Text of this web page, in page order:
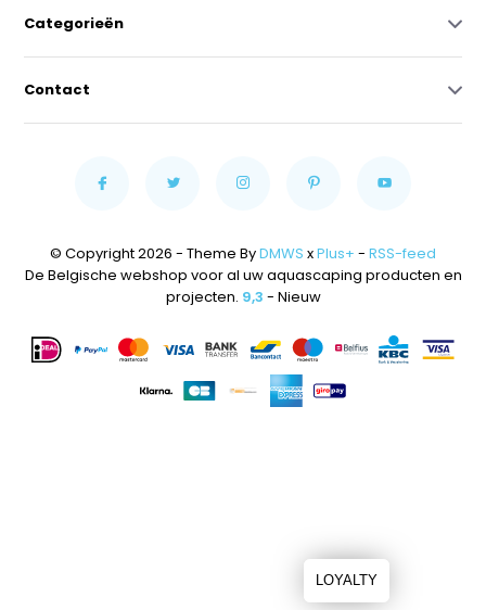
Categorieën
Contact
© Copyright 2026 - Theme ByDMWS xPlus+ - RSS-feed
De Belgische webshop voor al uw aquascaping producten en
projecten. 9,3 - Nieuw
LOYALTY